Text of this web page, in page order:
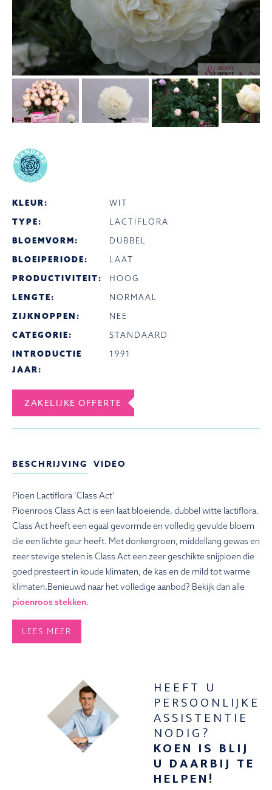
KLEUR:
WIT
TYPE:
LACTIFLORA
BLOEMVORM:
DUBBEL
BLOEIPERIODE:
LAAT
PRODUCTIVITEIT:
HOOG
LENGTE:
NORMAAL
ZIJKNOPPEN:
NEE
CATEGORIE:
STANDAARD
INTRODUCTIE
JAAR:
1991
ZAKELIJKE OFFERTE
BESCHRIJVING VIDEO
Pioen Lactiflora ‘Class Act’
Pioenroos Class Act is een laat bloeiende, dubbel witte lactiflora.
Class Act heeft een egaal gevormde en volledig gevulde bloem
die een lichte geur heeft. Met donkergroen, middellang gewas en
zeer stevige stelen is Class Act een zeer geschikte snijpioen die
goed presteert in koude klimaten, de kas en de mild tot warme
klimaten.Benieuwd naar het volledige aanbod? Bekijk dan alle
pioenroos stekken.
LEES MEER
HEEFT U
PERSOONLIJKE
ASSISTENTIE
NODIG?
KOEN IS BLIJ
U DAARBIJ TE
HELPEN!